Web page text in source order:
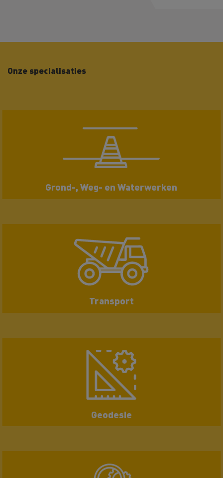
Onze specialisaties
Grond-, Weg- en Waterwerken
Transport
Geodesie